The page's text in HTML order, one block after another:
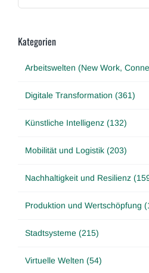
Kategorien
Arbeitswelten (New Work,
Digitale Transformation (361)
Künstliche Intelligenz (132)
Mobilität und Logistik (203)
Nachhaltigkeit und Resilienz
Produktion und Wertschöpfung
Stadtsysteme (215)
Virtuelle Welten (54)